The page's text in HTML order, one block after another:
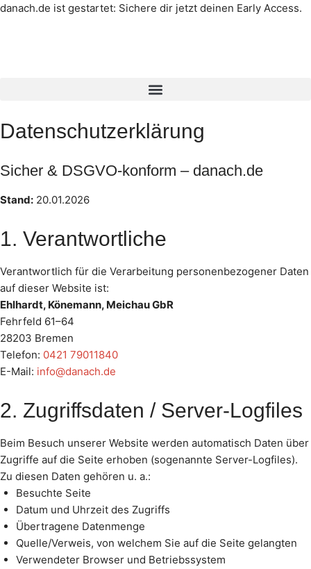
danach.de ist gestartet: Sichere dir jetzt deinen Early Access.
Datenschut­z­erklärung
Sicher & DSGVO-konform – danach.de
Stand: 20.01.2026
1. Verantwortliche
Verantwortlich für die Verarbeitung personenbezogener Daten
auf dieser Website ist:
Ehlhardt, Könemann, Meichau GbR
Fehrfeld 61–64
28203 Bremen
Telefon: 0421 79011840
E-Mail: info@danach.de
2. Zugriffsdaten / Server-Logfiles
Beim Besuch unserer Website werden automatisch Daten über
Zugriffe auf die Seite erhoben (sogenannte Server-Logfiles).
Zu diesen Daten gehören u. a.:
Besuchte Seite
Datum und Uhrzeit des Zugriffs
Übertragene Datenmenge
Quelle/Verweis, von welchem Sie auf die Seite gelangten
Verwendeter Browser und Betriebssystem